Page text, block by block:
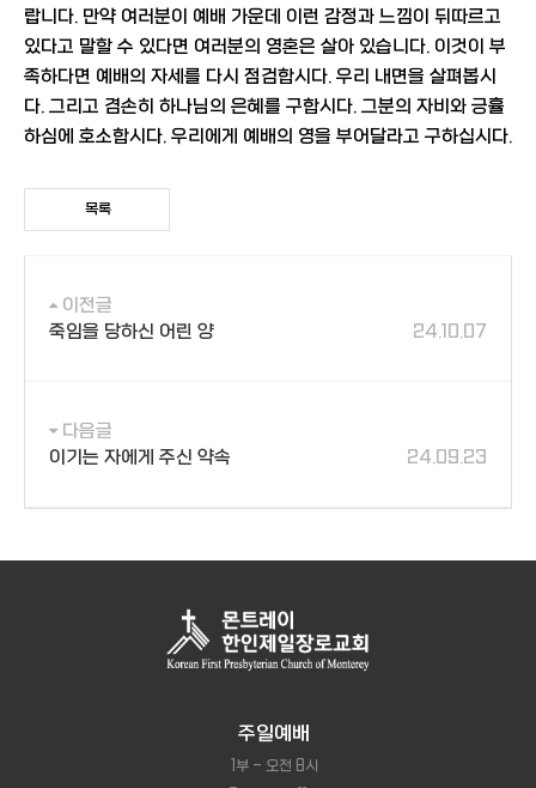
랍니다. 만약 여러분이 예배 가운데 이런 감정과 느낌이 뒤따르고
있다고 말할 수 있다면 여러분의 영혼은 살아 있습니다. 이것이 부
족하다면 예배의 자세를 다시 점검합시다. 우리 내면을 살펴봅시
다. 그리고 겸손히 하나님의 은혜를 구합시다. 그분의 자비와 긍휼
하심에 호소합시다. 우리에게 예배의 영을 부어달라고 구하십시다.
목록
이전글
죽임을 당하신 어린 양
24.10.07
다음글
이기는 자에게 주신 약속
24.09.23
주일예배
1부 - 오전 8시